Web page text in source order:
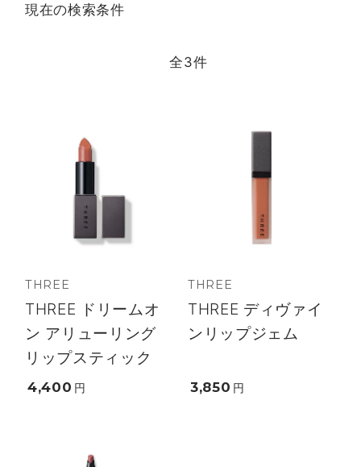
現在の検索条件
全3件
THREE
THREE ドリームオ
ン アリューリング
リップスティック
4,400 円
THREE
THREE ディヴァイ
ンリップジェム
3,850 円